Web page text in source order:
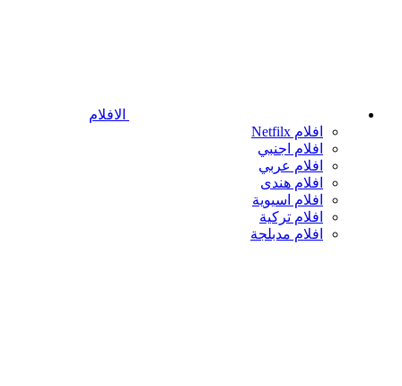
الافلام
افلام Netfilx
افلام اجنبي
افلام عربي
افلام هندى
افلام اسيوية
افلام تركية
افلام مدبلجة